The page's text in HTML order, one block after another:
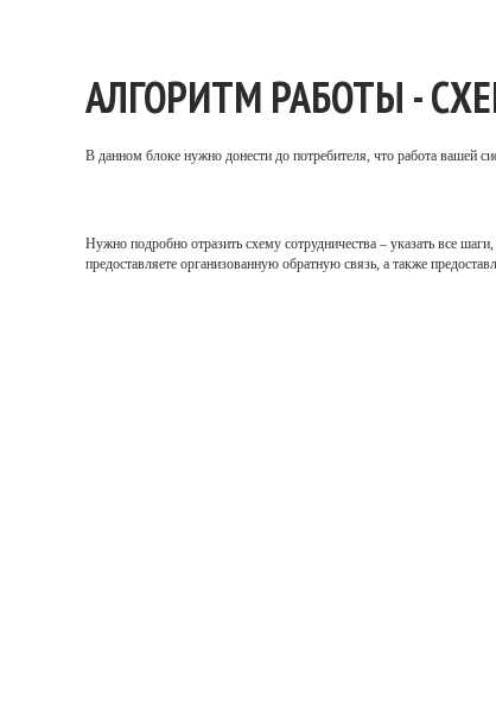
АЛГОРИТМ РАБОТЫ -
В данном блоке нужно донести до потребителя, что работа вашей
Нужно подробно отразить схему сотрудничества – указать все
предоставляете организованную обратную связь, а также